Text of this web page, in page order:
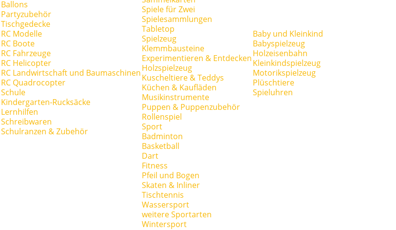
Ballons
Partyzubehör
Tischgedecke
RC Modelle
RC Boote
RC Fahrzeuge
RC Helicopter
RC Landwirtschaft und Baumaschinen
RC Quadrocopter
Schule
Kindergarten-Rucksäcke
Lernhilfen
Schreibwaren
Schulranzen & Zubehör
Spiele für Zwei
Spielesammlungen
Tabletop
Spielzeug
Klemmbausteine
Experimentieren & Entdecken
Holzspielzeug
Kuscheltiere & Teddys
Küchen & Kaufläden
Musikinstrumente
Puppen & Puppenzubehör
Rollenspiel
Sport
Badminton
Basketball
Dart
Fitness
Pfeil und Bogen
Skaten & Inliner
Tischtennis
Wassersport
weitere Sportarten
Wintersport
Baby und Kleinkind
Babyspielzeug
Holzeisenbahn
Kleinkindspielzeug
Motorikspielzeug
Plüschtiere
Spieluhren